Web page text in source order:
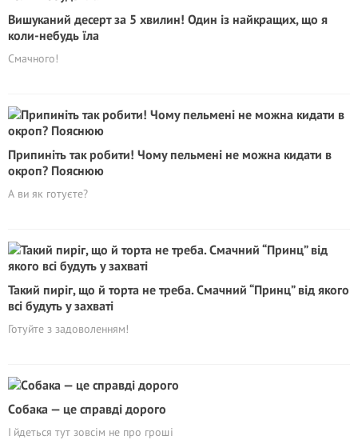
Вишуканий десерт за 5 хвилин! Один із найкращих, що я
коли-небудь їла
Смачного!
Припиніть так робити! Чому пельмені не можна кидати в
окроп? Пояснюю
А ви як готуєте?
Такий пиріг, що й торта не треба. Смачний “Принц” від якого
всі будуть у захваті
Готуйте з задоволенням!
Cобака — це справді дорого
І йдеться тут зовсім не про гроші